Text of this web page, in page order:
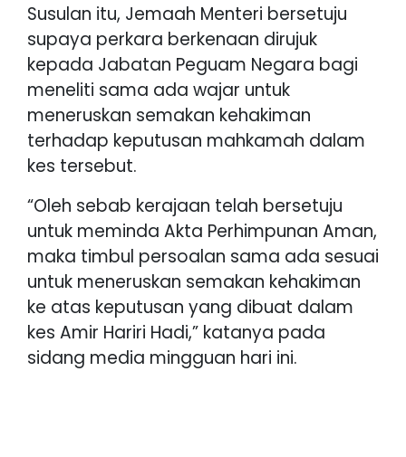
Susulan itu, Jemaah Menteri bersetuju
supaya perkara berkenaan dirujuk
kepada Jabatan Peguam Negara bagi
meneliti sama ada wajar untuk
meneruskan semakan kehakiman
terhadap keputusan mahkamah dalam
kes tersebut.
“Oleh sebab kerajaan telah bersetuju
untuk meminda Akta Perhimpunan Aman,
maka timbul persoalan sama ada sesuai
untuk meneruskan semakan kehakiman
ke atas keputusan yang dibuat dalam
kes Amir Hariri Hadi,” katanya pada
sidang media mingguan hari ini.